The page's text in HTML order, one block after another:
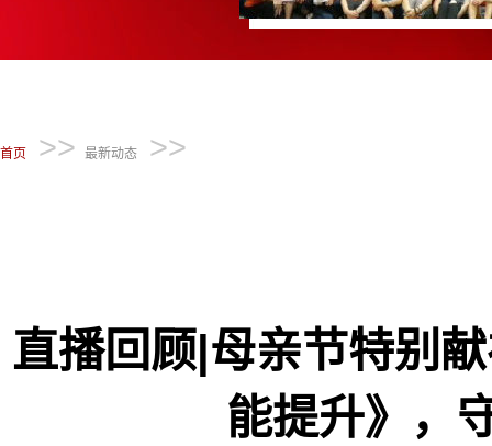
首页 >> 最新动态 >>
直播回顾|母亲节特别
能提升》，